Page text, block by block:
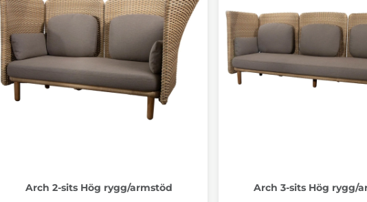
Arch 2-sits Hög rygg/armstöd
Arch 3-sits Hög rygg/